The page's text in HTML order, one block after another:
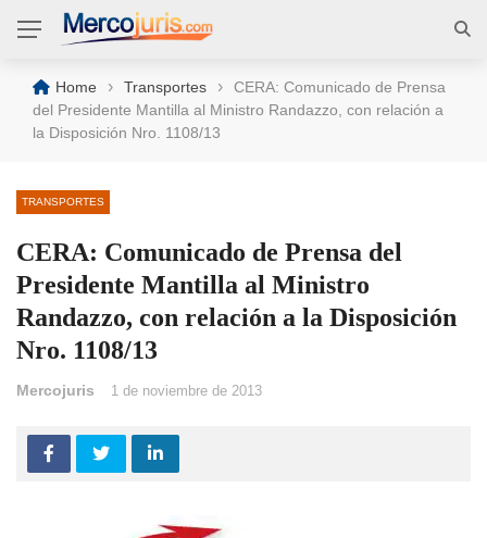
Home › Transportes ›
CERA: Comunicado de Prensa
del Presidente Mantilla al Ministro Randazzo, con relación a
la Disposición Nro. 1108/13
TRANSPORTES
CERA: Comunicado de Prensa del
Presidente Mantilla al Ministro
Randazzo, con relación a la Disposición
Nro. 1108/13
Mercojuris 1 de noviembre de 2013